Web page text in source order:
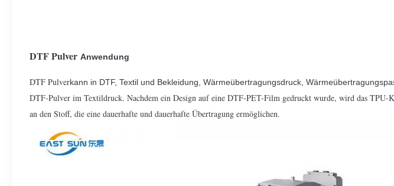
DTF Pulver Anwendung
DTF Pulverkann in DTF, Textil und Bekleidung, Wärmeübertragungsdruck,
DTF-Pulver im Textildruck. Nachdem ein Design auf eine DTF-PET-Film gedruckt wurde, wird das TPU-
an den Stoff, die eine dauerhafte und dauerhafte Übertragung ermöglichen.